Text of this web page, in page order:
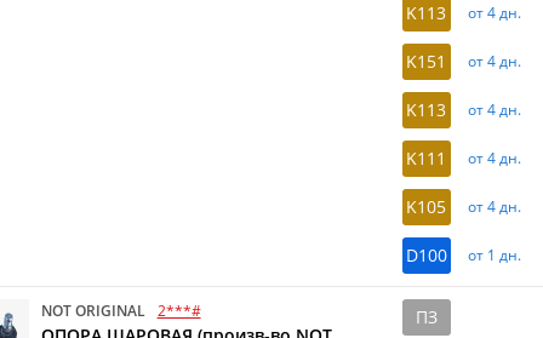
K113 от 4 дн.
K151 от 4 дн.
K113 от 4 дн.
K111 от 4 дн.
K105 от 4 дн.
D100 от 1 дн.
NOT ORIGINAL 2***# ПЗ